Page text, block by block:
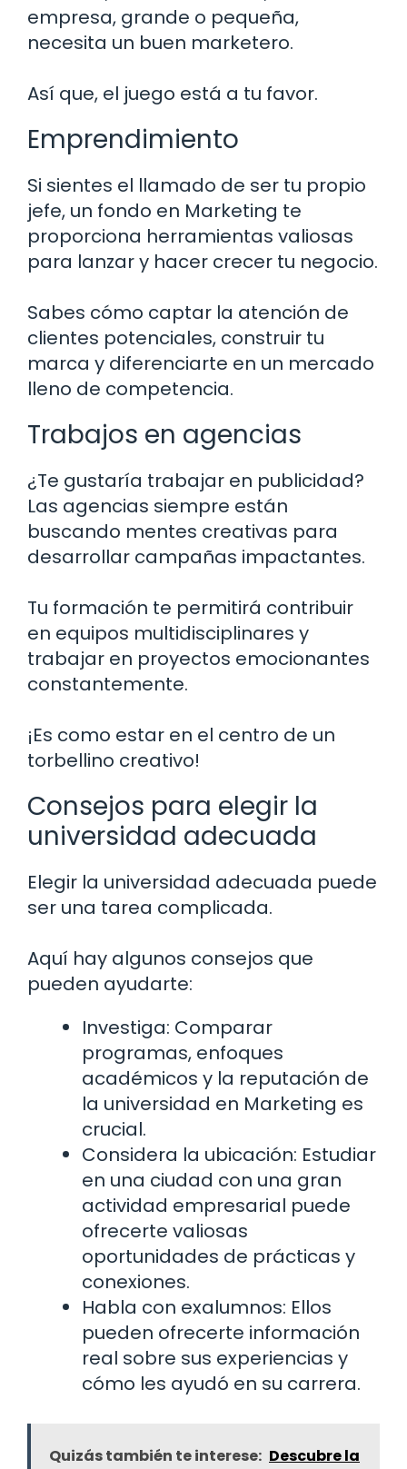
empresa, grande o pequeña,
necesita un buen marketero.
Así que, el juego está a tu favor.
Emprendimiento
Si sientes el llamado de ser tu propio
jefe, un fondo en Marketing te
proporciona herramientas valiosas
para lanzar y hacer crecer tu negocio.
Sabes cómo captar la atención de
clientes potenciales, construir tu
marca y diferenciarte en un mercado
lleno de competencia.
Trabajos en agencias
¿Te gustaría trabajar en publicidad?
Las agencias siempre están
buscando mentes creativas para
desarrollar campañas impactantes.
Tu formación te permitirá contribuir
en equipos multidisciplinares y
trabajar en proyectos emocionantes
constantemente.
¡Es como estar en el centro de un
torbellino creativo!
Consejos para elegir la
universidad adecuada
Elegir la universidad adecuada puede
ser una tarea complicada.
Aquí hay algunos consejos que
pueden ayudarte:
Investiga: Comparar
programas, enfoques
académicos y la reputación de
la universidad en Marketing es
crucial.
Considera la ubicación: Estudiar
en una ciudad con una gran
actividad empresarial puede
ofrecerte valiosas
oportunidades de prácticas y
conexiones.
Habla con exalumnos: Ellos
pueden ofrecerte información
real sobre sus experiencias y
cómo les ayudó en su carrera.
Quizás también te interese: Descubre la